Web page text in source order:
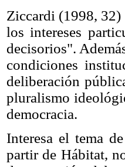
Ziccardi (1998, 32)
los intereses
decisorios".
condiciones
deliberación
pluralismo
democracia.
Interesa el tema
partir de Hábitat,